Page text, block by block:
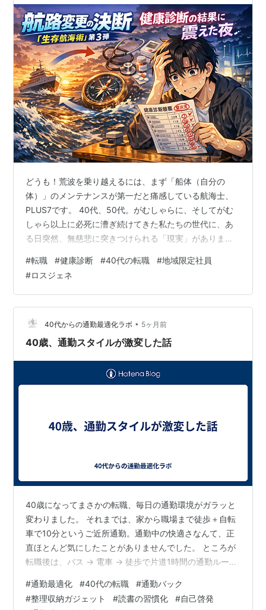
に」環境を変える、大人のための不沈航海術
どうも！荒波を乗り越えるには、まず「船体（自分の
体）」のメンテナンスが第一だと痛感している航海士、
PLUS7です。 40代、50代。がむしゃらに、そしてがむ
しゃら以上に必死に漕ぎ続けてきた私たちの世代に、あ
る日突然、無慈悲に突きつけられる「現実」がありま
の結果」という名の警告書です。 実は私も、この警告書
には随分と頭を悩ませてきました。 特に高血圧と高血糖
の数値が「嵐の予兆」のように高く、40代の前半からは
降圧剤が欠かせない航海が続いています。 血糖値も常に
基準値の境界線に片足を突っ込んでいる状態で、最近は
食事制限に加え、重い腰を上げて「ちょ…
#転職 #健康診断 #40代の転職 #地域限定社員
#ロスジェネ
40代からの通勤最適化ラボ • 5ヶ月前
40歳、通勤スタイルが激変した話
40歳になってまさかの転職、毎日の通勤環境がガラッと
変わりました。 それまでは、家から職場まで徒歩＋自転
車で10分というご近所通勤。通勤中の快適さなんて、正
直ほとんど気にしたことがありませんでした。 ところが
転職後は、バス → 電車 → 徒歩で片道1時間の通勤ルート
毎日持ち歩く必要が出てきて、バッグの中身が一気に“重
装備”になりました。 荷物は重いし、移動は長いし、朝か
#通勤最適化 #40代の転職 #通勤バック
#整理収納ガジェット #読書の習慣化 #自己啓発